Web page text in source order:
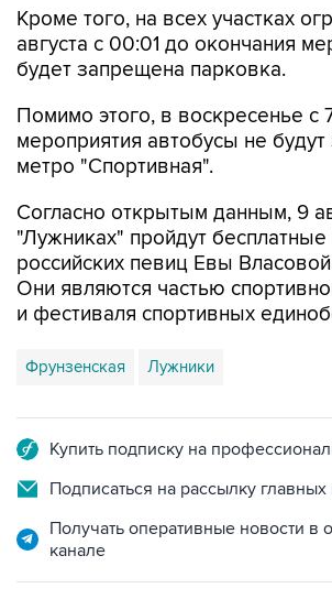
Кроме того, на всех участках
августа с 00:01 до окончания
будет запрещена парковка.
Помимо этого, в воскресенье с
мероприятия автобусы не
метро "Спортивная".
Согласно открытым данным, 9
"Лужниках" пройдут
российских певиц Евы
Они являются частью
и фестиваля спортивных
Фрунзенская Лужники
Купить подписку на
Подписаться на рассылку главных
Получать оперативные новости в
канале